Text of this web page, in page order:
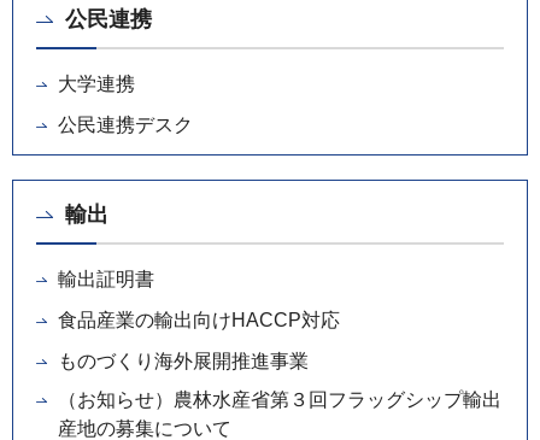
公民連携
大学連携
公民連携デスク
輸出
輸出証明書
食品産業の輸出向けHACCP対応
ものづくり海外展開推進事業
（お知らせ）農林水産省第３回フラッグシップ輸出
産地の募集について